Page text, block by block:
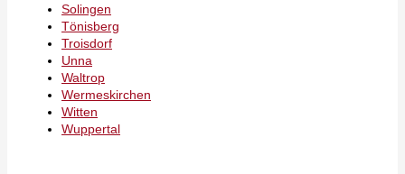
Solingen
Tönisberg
Troisdorf
Unna
Waltrop
Wermeskirchen
Witten
Wuppertal